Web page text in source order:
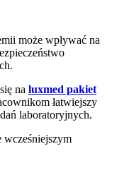
może wpływać na
na luxmed pakiet
łatwiejszy
laboratoryjnych.
wcześniejszym